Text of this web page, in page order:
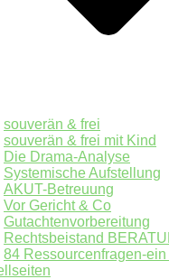
souverän & frei
souverän & frei mit Kind
Die Drama-Analyse
Systemische Aufstellung
AKUT-Betreuung
Vor Gericht & Co
Gutachtenvorbereitung
Rechtsbeistand
84 Ressourcenfragen-